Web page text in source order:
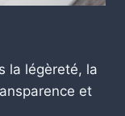
la légèreté, la
et